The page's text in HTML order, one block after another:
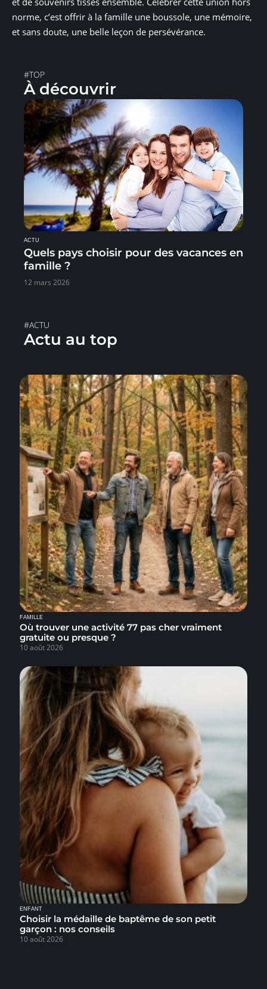
norme, c’est offrir à la famille une boussole, une mémoire,
et sans doute, une belle leçon de persévérance.
#TOP
À découvrir
ACTU
Quels pays choisir pour des vacances en
famille ?
12 mars 2026
#ACTU
Actu au top
FAMILLE
Où trouver une activité 77 pas cher vraiment
gratuite ou presque ?
10 août 2026
ENFANT
Choisir la médaille de baptême de son petit
garçon : nos conseils
10 août 2026